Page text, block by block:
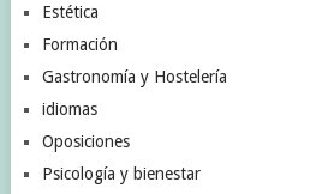
Estética
Formación
Gastronomía y Hostelería
idiomas
Oposiciones
Psicología y bienestar